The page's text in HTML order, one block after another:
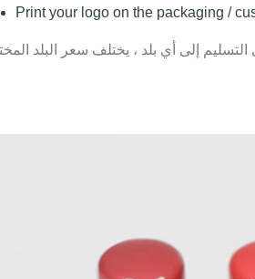
Print your logo on the packaging /
إلى أي بلد ، يختلف سعر البلد